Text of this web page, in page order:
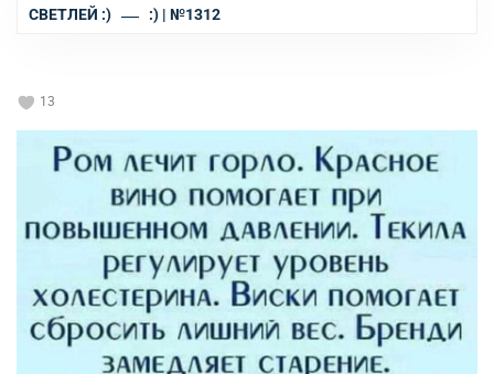
СВЕТЛЕЙ :)
:) | №1312
13